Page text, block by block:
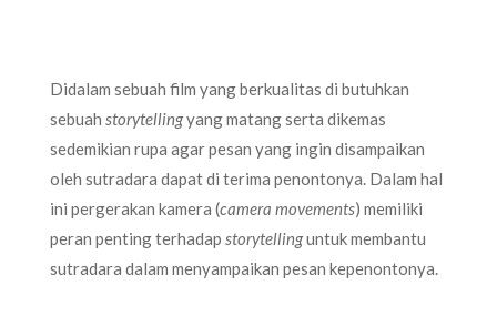
Didalam sebuah film yang berkualitas di butuhkan
sebuah storytellingyang matang serta dikemas
sedemikian rupa agar pesan yang ingin disampaikan
oleh sutradara dapat di terima penontonya. Dalam hal
ini pergerakan kamera (camera movements) memiliki
peran penting terhadap storytellinguntuk membantu
sutradara dalam menyampaikan pesan kepenontonya.